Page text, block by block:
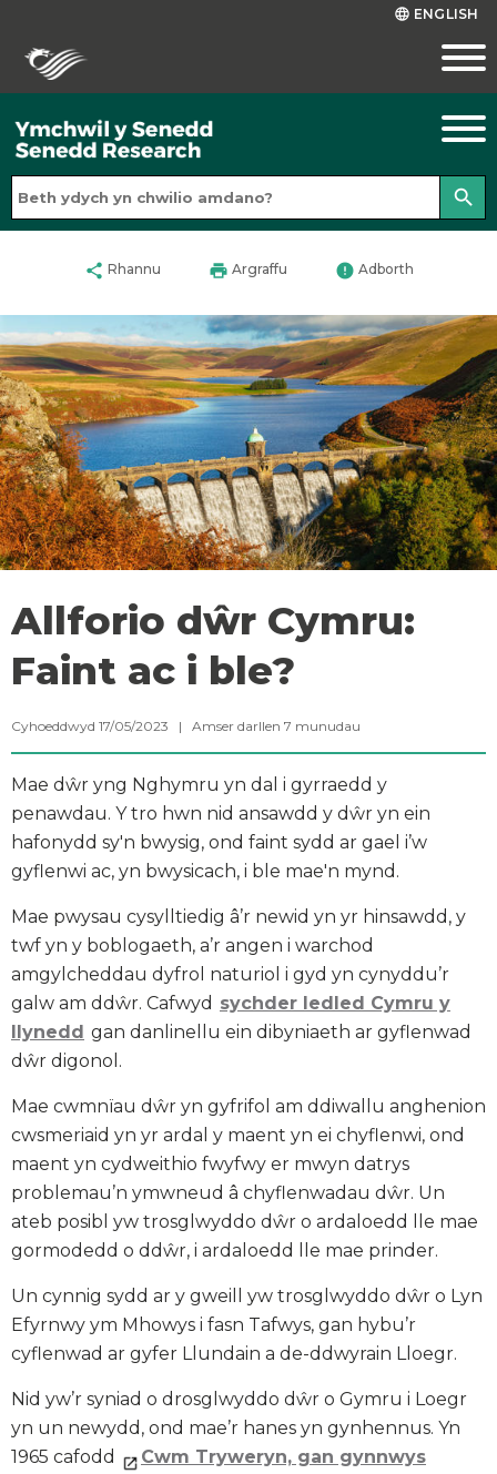
language ENGLISH
search
share Rhannu print Argraffu error Adborth
Allforio dŵr Cymru:
Faint ac i ble?
Cyhoeddwyd 17/05/2023 | Amser darllen 7 munudau
Mae dŵr yng Nghymru yn dal i gyrraedd y
penawdau. Y tro hwn nid ansawdd y dŵr yn ein
hafonydd sy'n bwysig, ond faint sydd ar gael i’w
gyflenwi ac, yn bwysicach, i ble mae'n mynd.
Mae pwysau cysylltiedig â’r newid yn yr hinsawdd, y
twf yn y boblogaeth, a’r angen i warchod
amgylcheddau dyfrol naturiol i gyd yn cynyddu’r
galw am ddŵr. Cafwyd sychder ledled Cymru y
llynedd gan danlinellu ein dibyniaeth ar gyflenwad
dŵr digonol.
Mae cwmnïau dŵr yn gyfrifol am ddiwallu anghenion
cwsmeriaid yn yr ardal y maent yn ei chyflenwi, ond
maent yn cydweithio fwyfwy er mwyn datrys
problemau’n ymwneud â chyflenwadau dŵr. Un
ateb posibl yw trosglwyddo dŵr o ardaloedd lle mae
gormodedd o ddŵr, i ardaloedd lle mae prinder.
Un cynnig sydd ar y gweill yw trosglwyddo dŵr o Lyn
Efyrnwy ym Mhowys i fasn Tafwys, gan hybu’r
cyflenwad ar gyfer Llundain a de-ddwyrain Lloegr.
Nid yw’r syniad o drosglwyddo dŵr o Gymru i Loegr
yn un newydd, ond mae’r hanes yn gynhennus. Yn
1965 cafodd
Cwm Tryweryn, gan gynnwys